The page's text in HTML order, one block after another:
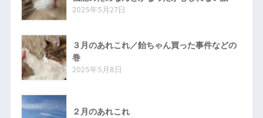
2025年5月27日
３月のあれこれ／飴ちゃん買った事件などの
巻
2025年5月8日
２月のあれこれ